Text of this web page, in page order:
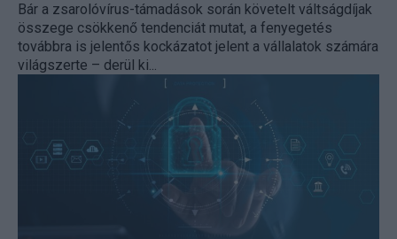
Bár a zsarolóvírus-támadások során követelt váltságdíjak
összege csökkenő tendenciát mutat, a fenyegetés
továbbra is jelentős kockázatot jelent a vállalatok számára
világszerte – derül ki...